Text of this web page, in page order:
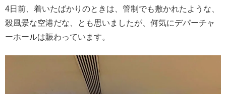
4日前、着いたばかりのときは、管制でも敷かれたような、
殺風景な空港だな、とも思いましたが、何気にデパーチャ
ーホールは賑わっています。